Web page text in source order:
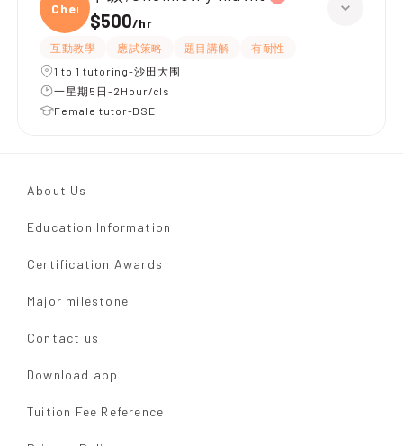
Chemi
$500/hr
互動教學 應試策略 題目講解
有耐性
1 to 1 tutoring-沙田大围
一星期5日-2Hour/cls
Female tutor-DSE
About Us
Education Information
Certification Awards
Major milestone
Contact us
Download app
Tuition Fee Reference